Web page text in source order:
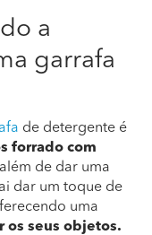
a
garrafa
de detergente é
forrado com
de dar uma
dar um toque de
uma
os seus objetos.